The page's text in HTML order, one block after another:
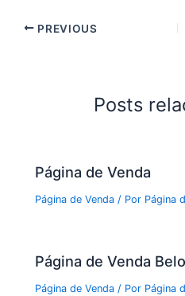
PREVIOUS
Posts
Página de Venda
Página de Venda / Por Página
Página de Venda
Página de Venda / Por Página